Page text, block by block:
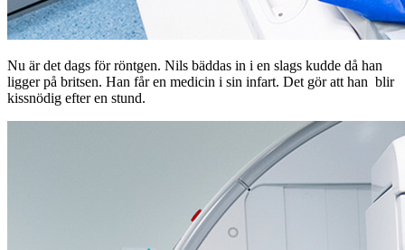
Nu är det dags för röntgen. Nils bäddas in i en slags kudde då han
ligger på britsen. Han får en medicin i sin infart. Det gör att han blir
kissnödig efter en stund.